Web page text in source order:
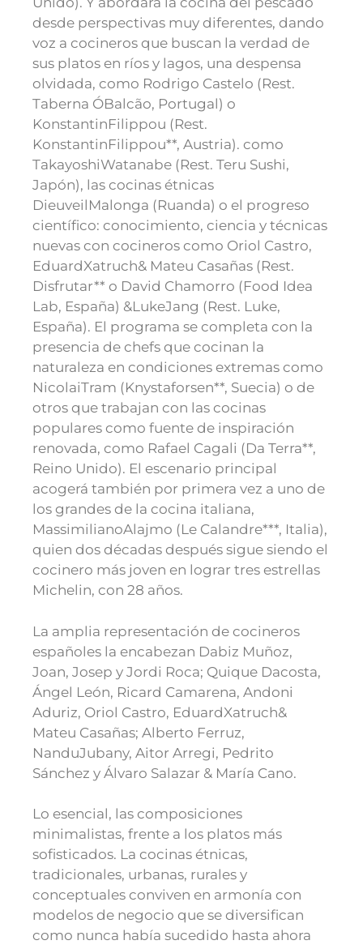
desde perspectivas muy diferentes, dando
voz a cocineros que buscan la verdad de
sus platos en ríos y lagos, una despensa
olvidada, como Rodrigo Castelo (Rest.
Taberna ÓBalcão, Portugal) o
KonstantinFilippou (Rest.
KonstantinFilippou**, Austria). como
TakayoshiWatanabe (Rest. Teru Sushi,
Japón), las cocinas étnicas
DieuveilMalonga (Ruanda) o el progreso
científico: conocimiento, ciencia y técnicas
nuevas con cocineros como Oriol Castro,
EduardXatruch& Mateu Casañas (Rest.
Disfrutar** o David Chamorro (Food Idea
Lab, España) &LukeJang (Rest. Luke,
España). El programa se completa con la
presencia de chefs que cocinan la
naturaleza en condiciones extremas como
NicolaiTram (Knystaforsen**, Suecia) o de
otros que trabajan con las cocinas
populares como fuente de inspiración
renovada, como Rafael Cagali (Da Terra**,
Reino Unido). El escenario principal
acogerá también por primera vez a uno de
los grandes de la cocina italiana,
MassimilianoAlajmo (Le Calandre***, Italia),
quien dos décadas después sigue siendo el
cocinero más joven en lograr tres estrellas
Michelin, con 28 años.
La amplia representación de cocineros
españoles la encabezan Dabiz Muñoz,
Joan, Josep y Jordi Roca; Quique Dacosta,
Ángel León, Ricard Camarena, Andoni
Aduriz, Oriol Castro, EduardXatruch&
Mateu Casañas; Alberto Ferruz,
NanduJubany, Aitor Arregi, Pedrito
Sánchez y Álvaro Salazar & María Cano.
Lo esencial, las composiciones
minimalistas, frente a los platos más
sofisticados. La cocinas étnicas,
tradicionales, urbanas, rurales y
conceptuales conviven en armonía con
modelos de negocio que se diversifican
como nunca había sucedido hasta ahora